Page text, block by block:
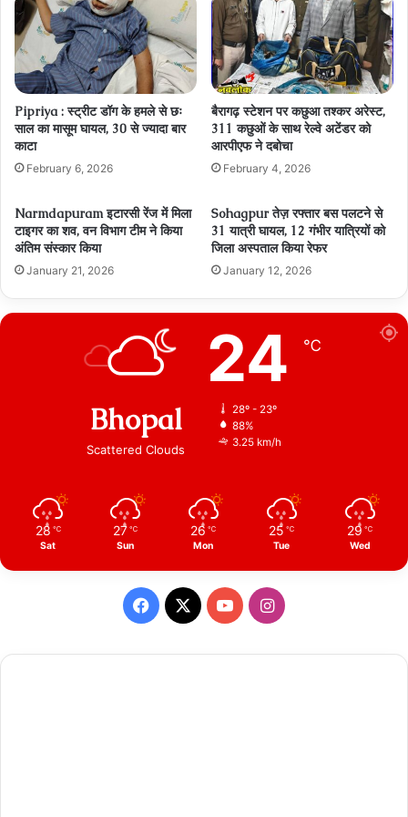
Pipriya : स्ट्रीट डॉग के हमले से छः
साल का मासूम घायल, 30 से ज्यादा बार
काटा
February 6, 2026
बैरागढ़ स्‍टेशन पर कछुआ तश्‍कर अरेस्‍ट,
311 कछुओं के साथ रेल्‍वे अटेंडर को
आरपीएफ ने दबोचा
February 4, 2026
Narmdapuram इटारसी रेंज में मिला
टाइगर का शव, वन विभाग टीम ने किया
अंतिम संस्कार किया
January 21, 2026
Sohagpur तेज़ रफ्तार बस पलटने से
31 यात्री घायल, 12 गंभीर यात्रियों को
जिला अस्पताल किया रेफर
January 12, 2026
Bhopal
Scattered Clouds
24 ℃
28º - 23º
88%
3.25 km/h
28 ℃
Sat
27 ℃
Sun
26 ℃
Mon
25 ℃
Tue
29 ℃
Wed
Facebook
X YouTubeInstagram